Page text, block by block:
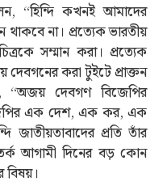
“হিন্দি কখনই আমাদের
থাকবে না। প্রত্যেক ভারতীয়
সম্মান করা। প্রত্যেক
দেবগনের করা টুইটে প্রাক্তন
“অজয় দেবগণ বিজেপির
এক দেশ, এক কর, এক
জাতীয়তাবাদের প্রতি তাঁর
আগামী দিনের বড় কোন